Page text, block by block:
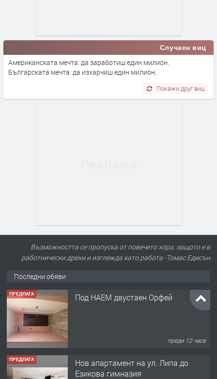
Случаен виц
Американската мечта: да заработиш един милион.
Българската мечта: да изхарчиш един милион.
Покажи друг виц
Възможността се пропуска от повечето хора, защото е в
работнически дрехи и изглежда като работа -Томас Едисън
Последни обяви
ПРЕДЛАГА Под НАЕМ двустаен Орфей
преди 12 часа
ПРЕДЛАГА
Нов апартамент на ул. Липа до
Езикова гимназия